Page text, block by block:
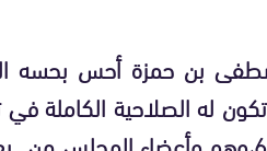
مصطفى بن حمزة أحس بحسه
له الصلاحية الكاملة في